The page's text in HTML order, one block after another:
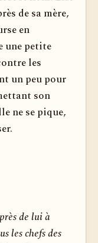
de sa mère,
en
une petite
les
un peu pour
son
ne se pique,
de lui à
les chefs des